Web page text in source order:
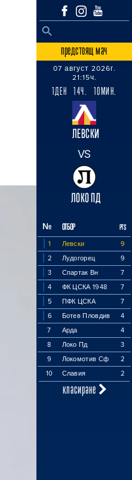
Search
SEARCH BUTTON
предстоящ мач
07 август 2026г.
21:15ч.
1ДЕН 14Ч. 10МИН.
ЛЕВСКИ
VS
ЛОКО ПД
№ ОТБОР PTS
1 Левски
9
2
Лудогорец
9
3
Спартак Вн
7
4
ФК ЦСКА 1948
7
5
ПФК ЦСКА
7
6
Ботев Пловдив
4
7
Арда
4
8
Локо Пд
3
9
Локомотив Сф
2
10
Славия 2
класиране